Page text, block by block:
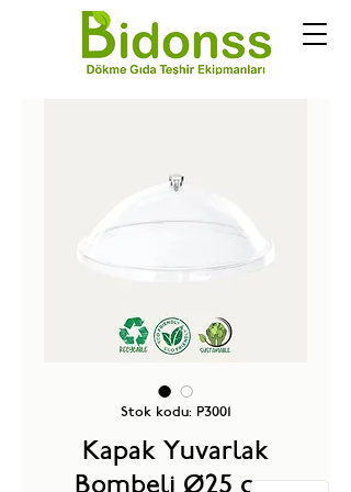
Stok kodu: P3001
Kapak Yuvarlak